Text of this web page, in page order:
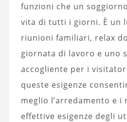
funzioni che un
vita di tutti i giorni. È un
riunioni familiari, relax
giornata di lavoro e uno
accogliente per i
queste esigenze
meglio l’arredamento e i
effettive esigenze degli